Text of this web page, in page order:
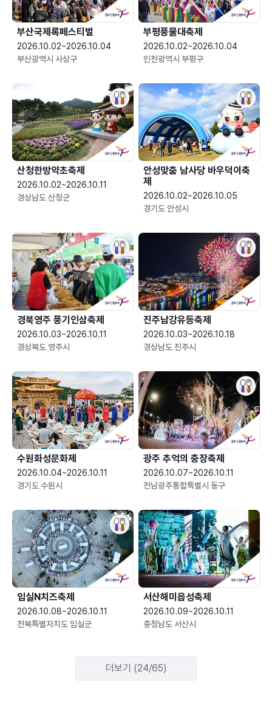
부산국제록페스티벌
2026.10.02~2026.10.04
부산광역시 사상구
부평풍물대축제
2026.10.02~2026.10.04
인천광역시 부평구
산청한방약초축제
2026.10.02~2026.10.11
경상남도 산청군
안성맞춤 남사당 바우덕이축
제
2026.10.02~2026.10.05
경기도 안성시
경북영주 풍기인삼축제
2026.10.03~2026.10.11
경상북도 영주시
진주남강유등축제
2026.10.03~2026.10.18
경상남도 진주시
수원화성문화제
2026.10.04~2026.10.11
경기도 수원시
광주 추억의 충장축제
2026.10.07~2026.10.11
전남광주통합특별시 동구
임실N치즈축제
2026.10.08~2026.10.11
전북특별자치도 임실군
서산해미읍성축제
2026.10.09~2026.10.11
충청남도 서산시
더보기 (24/65)